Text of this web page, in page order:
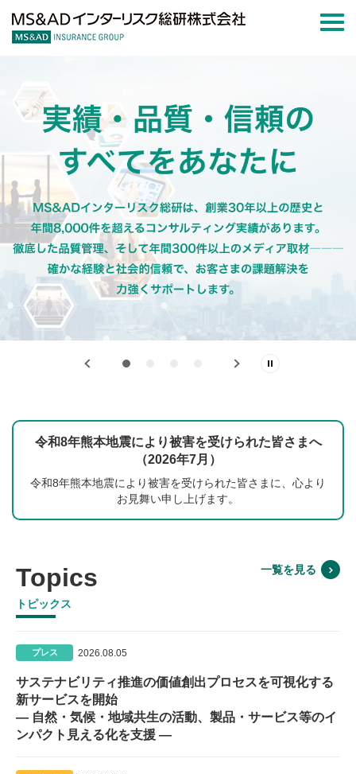
MS&ADインターリスク総研株式会社
令和8年熊本地震により被害を受けられた皆さまへ
（2026年7月）
令和8年熊本地震により被害を受けられた皆さまに、心より
お見舞い申し上げます。
Topics
トピックス
一覧を見る
プレス 2026.08.05
サステナビリティ推進の価値創出プロセスを可視化する
新サービスを開始
― 自然・気候・地域共生の活動、製品・サービス等のイ
ンパクト見える化を支援 ―